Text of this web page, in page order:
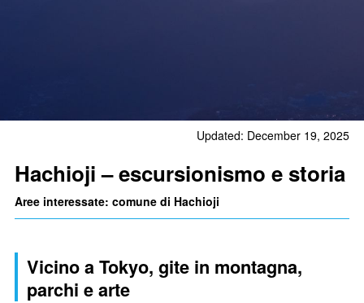
Updated: December 19, 2025
Hachioji – escursionismo e storia
Aree interessate: comune di Hachioji
Vicino a Tokyo, gite in montagna,
parchi e arte